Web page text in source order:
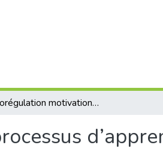
L’autorégulation motivationnelle durant le processus d’apprentissage